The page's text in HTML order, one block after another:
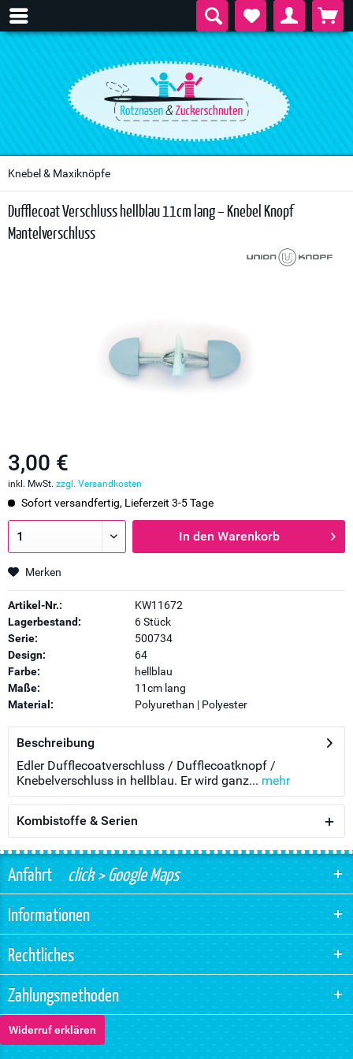
Knebel & Maxiknöpfe
Dufflecoat Verschluss hellblau 11cm lang – Knebel Knopf
Mantelverschluss
3,00 €
inkl. MwSt. zzgl. Versandkosten
Sofort versandfertig, Lieferzeit 3-5 Tage
In den Warenkorb
Merken
Artikel-Nr.:
KW11672
Lagerbestand:
6 Stück
Serie:
500734
Design:
64
Farbe:
hellblau
Maße:
11cm lang
Material:
Polyurethan | Polyester
Beschreibung
Edler Dufflecoatverschluss / Dufflecoatknopf /
Knebelverschluss in hellblau. Er wird ganz... mehr
Kombistoffe & Serien
Anfahrtclick > Google Maps
Informationen
Rechtliches
Zahlungsmethoden
Widerruf erklären